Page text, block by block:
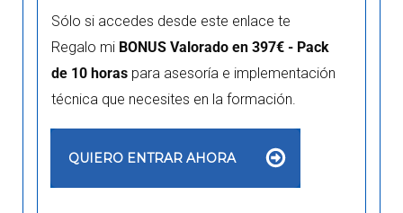
Sólo si accedes desde este enlace te
Regalo mi BONUS Valorado en 397€ - Pack
de 10 horas para asesoría e implementación
técnica que necesites en la formación.
QUIERO ENTRAR AHORA